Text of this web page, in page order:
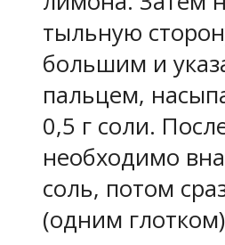
тыльную
большим и
пальцем,
0,5 г соли.
необходимо
соль, потом
(одним